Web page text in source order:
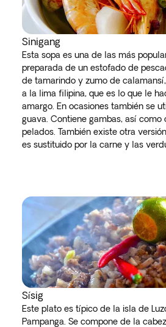
Sinigang
Esta sopa es una de las más
preparada de un estofado de
de tamarindo y zumo de
a la lima filipina, que es lo que le
amargo. En ocasiones también se
guava. Contiene gambas, así como
pelados. También existe otra
es sustituido por la carne y las
Sísig
Este plato es típico de la isla de
Pampanga. Se compone de la